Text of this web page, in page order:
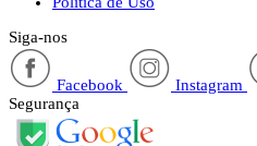
Siga-nos
Facebook Instagram
Segurança